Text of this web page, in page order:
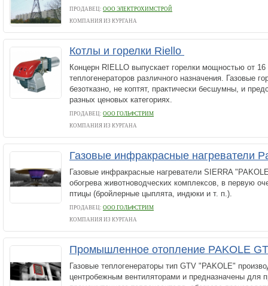
ПРОДАВЕЦ: ООО ЭЛЕКТРОХИМСТРОЙ
КОМПАНИЯ ИЗ КУРГАНА
Котлы и горелки Riello
Концерн RIELLO выпускает горелки мощностью от
теплогенераторов различного назначения. Газовые
безотказно, не коптят, практически бесшумны, и
разных ценовых категориях.
ПРОДАВЕЦ: ООО ГОЛЬФСТРИМ
КОМПАНИЯ ИЗ КУРГАНА
Газовые инфракрасные нагреватели
Газовые инфракрасные нагреватели SIERRA
обогрева животноводческих комплексов, в первую
птицы (бройлерные цыплята, индюки и т. п.).
ПРОДАВЕЦ: ООО ГОЛЬФСТРИМ
КОМПАНИЯ ИЗ КУРГАНА
Промышленное отопление PAKOLE
Газовые теплогенераторы тип GTV "PAKOLE"
центробежным вентиляторами и предназначены для